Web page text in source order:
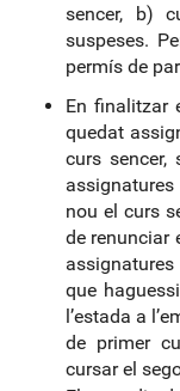
sencer, b)
suspeses.
permís de
En finalitzar
quedat
curs sencer,
nou el curs
de renunciar
que
l’estada a
de primer
cursar el